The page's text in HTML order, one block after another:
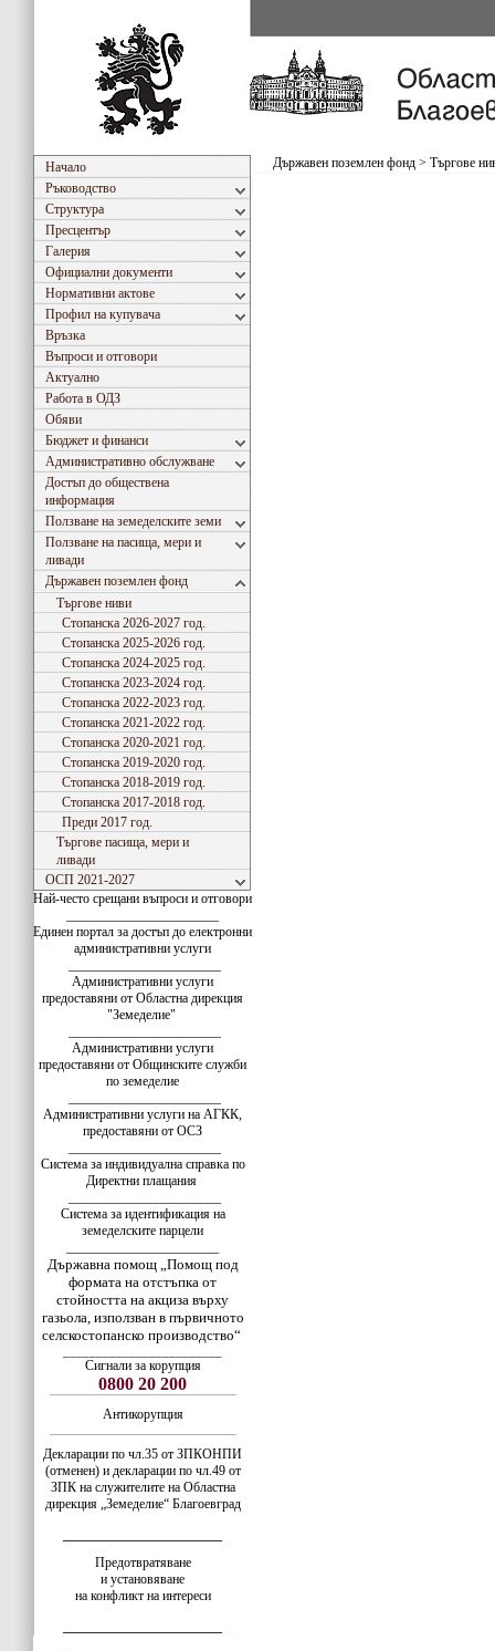
Начало
Ръководство
Структура
Пресцентър
Галерия
Официални документи
Нормативни актове
Профил на купувача
Връзка
Въпроси и отговори
Актуално
Работа в ОДЗ
Обяви
Бюджет и финанси
Административно обслужване
Достъп до обществена
информация
Ползване на земеделските земи
Ползване на пасища, мери и
ливади
Държавен поземлен фонд
Търгове ниви
Стопанска 2026-2027 год.
Стопанска 2025-2026 год.
Стопанска 2024-2025 год.
Стопанска 2023-2024 год.
Стопанска 2022-2023 год.
Стопанска 2021-2022 год.
Стопанска 2020-2021 год.
Стопанска 2019-2020 год.
Стопанска 2018-2019 год.
Стопанска 2017-2018 год.
Преди 2017 год.
Търгове пасища, мери и
ливади
ОСП 2021-2027
Най-често срещани въпроси и отговори
Единен портал за достъп до електронни
административни услуги
Административни услуги
предоставяни от Областна дирекция
"Земеделие"
Административни услуги
предоставяни от Общинските служби
по земеделие
Административни услуги на АГКК,
предоставяни от ОСЗ
Система за индивидуална справка по
Директни плащания
Система за идентификация на
земеделските парцели
Държавна помощ „Помощ под
формата на отстъпка от
стойността на акциза върху
газьола, използван в първичното
селскостопанско производство“
Сигнали за корупция
0800 20 200
Антикорупция
Декларации по чл.35 от ЗПКОНПИ
(отменен) и декларации по чл.49 от
ЗПК на служителите на Областна
дирекция „Земеделие“ Благоевград
Предотвратяване
и установяване
на конфликт на интереси
Държавен поземлен фонд > Търгове